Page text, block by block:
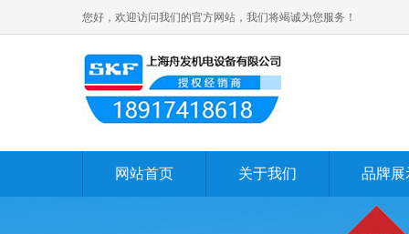
您好，欢迎访问我们的官方网站，我们将竭诚为您服务！
网站首页 关于我们 品牌展